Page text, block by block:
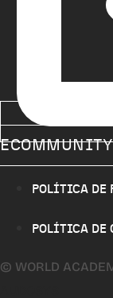
ECOMMUNITY
POLÍTICA DE
POLÍTICA DE
© WORLD